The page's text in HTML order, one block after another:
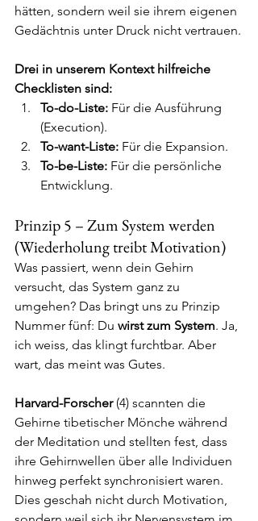
hätten, sondern weil sie ihrem eigenen
Gedächtnis unter Druck nicht vertrauen.
Drei in unserem Kontext hilfreiche
Checklisten sind:
To-do-Liste: Für die Ausführung
(Execution).
To-want-Liste: Für die Expansion.
To-be-Liste: Für die persönliche
Entwicklung.
Prinzip 5 – Zum System werden
(Wiederholung treibt Motivation)
Was passiert, wenn dein Gehirn
versucht, das System ganz zu
umgehen? Das bringt uns zu Prinzip
Nummer fünf: Du wirst zum System. Ja,
ich weiss, das klingt furchtbar. Aber
wart, das meint was Gutes.
Harvard-Forscher (4) scannten die
Gehirne tibetischer Mönche während
der Meditation und stellten fest, dass
ihre Gehirnwellen über alle Individuen
hinweg perfekt synchronisiert waren.
Dies geschah nicht durch Motivation,